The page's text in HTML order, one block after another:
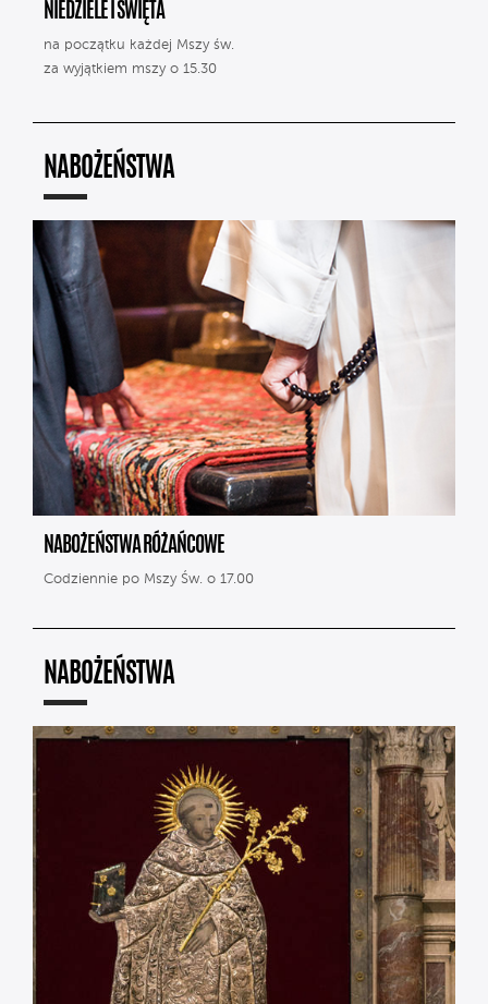
NIEDZIELE I ŚWIĘTA
na początku każdej Mszy św.
za wyjątkiem mszy o 15.30
NABOŻEŃSTWA
NABOŻEŃSTWA RÓŻAŃCOWE
Codziennie po Mszy Św. o 17.00
NABOŻEŃSTWA